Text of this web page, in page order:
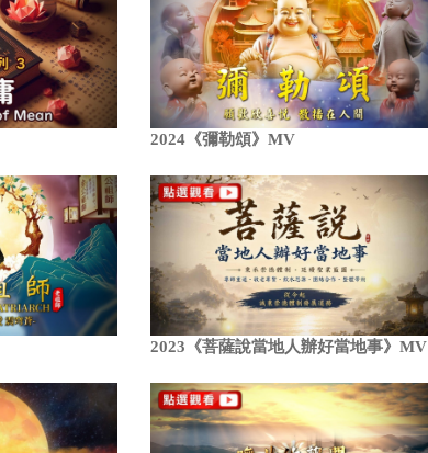
2024《彌勒頌》MV
2023《菩薩說當地人辦好當地事》MV